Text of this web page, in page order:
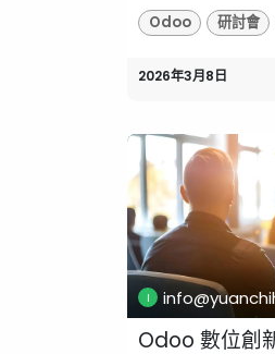
Odoo
研討會
2026年3月8日
Odoo 數位創